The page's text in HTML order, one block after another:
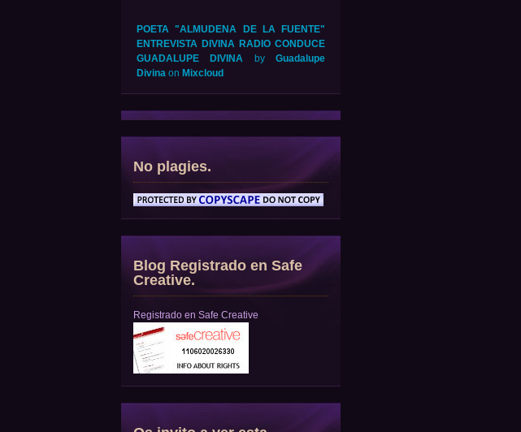
POETA "ALMUDENA DE LA FUENTE"
ENTREVISTA DIVINA RADIO CONDUCE
GUADALUPE DIVINA byGuadalupe
Divina on Mixcloud
No plagies.
Blog Registrado en Safe
Creative.
Registrado en Safe Creative